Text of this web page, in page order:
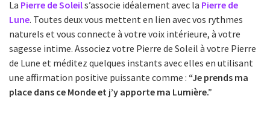
La Pierre de Soleils’associe idéalement avec la Pierre de
Lune. Toutes deux vous mettent en lien avec vos rythmes
naturels et vous connecte à votre voix intérieure, à votre
sagesse intime. Associez votre Pierre de Soleil à votre Pierre
de Lune et méditez quelques instants avec elles en utilisant
une affirmation positive puissante comme : “Je prends ma
place dans ce Monde et j’y apporte ma Lumière.”